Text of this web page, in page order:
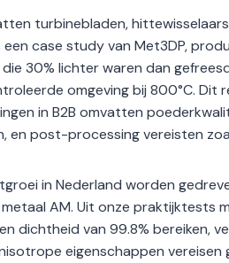
turbinebladen,
een case study van Met3DP,
30% lichter waren dan
omgeving bij 800°C. Dit
in B2B omvatten
en post-processing vereisten
in Nederland worden
metaal AM. Uit onze
dichtheid van 99.8% bereiken,
eigenschappen vereisen